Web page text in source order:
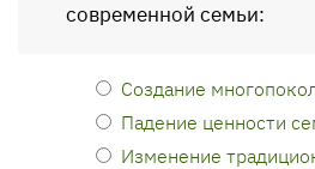
современной семьи:
Создание
Падение ценности
Изменение